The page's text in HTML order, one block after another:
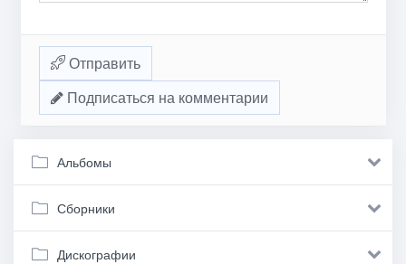
Отправить
Подписаться на комментарии
Альбомы
Сборники
Дискографии